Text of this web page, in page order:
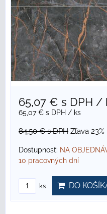
65,07 € s DPH /
65,07 € s DPH / ks
84,50 €s DPH Zľava 23%
Dostupnosť: NA
10 pracovných dní
ks DO